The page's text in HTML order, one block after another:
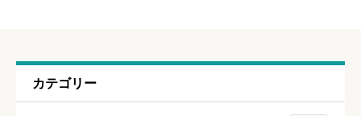
カテゴリー